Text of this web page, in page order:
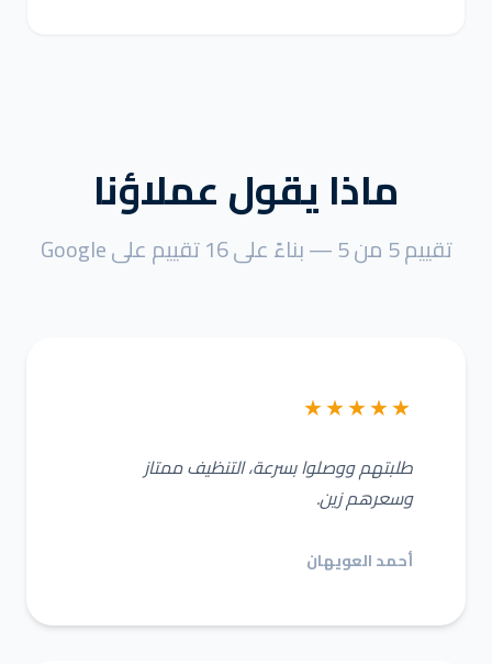
ماذا يقول عملاؤنا
تقييم 5 من 5 — بناءً على 16 تقييم على Google
★★★★★
طلبتهم ووصلوا بسرعة، التنظيف ممتاز
وسعرهم زين.
أحمد العويهان